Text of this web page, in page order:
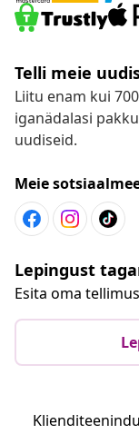
Telli meie
Liitu enam kui
iganädalasi
uudiseid.
Meie
Lepingust
Esita oma